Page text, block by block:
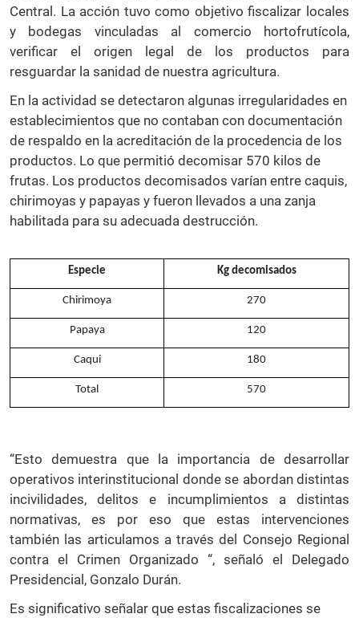
Central. La acción tuvo como objetivo fiscalizar locales
y bodegas vinculadas al comercio hortofrutícola,
verificar el origen legal de los productos para
resguardar la sanidad de nuestra agricultura.
En la actividad se detectaron algunas irregularidades en
establecimientos que no contaban con documentación
de respaldo en la acreditación de la procedencia de los
productos. Lo que permitió decomisar 570 kilos de
frutas. Los productos decomisados varían entre caquis,
chirimoyas y papayas y fueron llevados a una zanja
habilitada para su adecuada destrucción.
Especie Kg decomisados
Chirimoya 270
Papaya 120
Caqui 180
Total 570
“Esto demuestra que la importancia de desarrollar
operativos interinstitucional donde se abordan distintas
incivilidades, delitos e incumplimientos a distintas
normativas, es por eso que estas intervenciones
también las articulamos a través del Consejo Regional
contra el Crimen Organizado “, señaló el Delegado
Presidencial, Gonzalo Durán.
Es significativo señalar que estas fiscalizaciones se